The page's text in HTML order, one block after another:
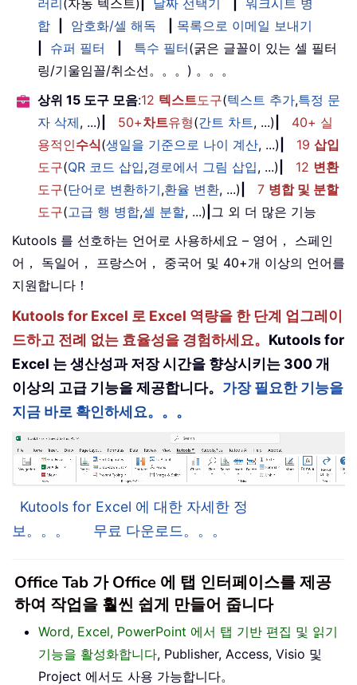
러리(자동 텍스트) 날짜 선택기
워크시트 병
합
암호화/셀 해독
목록으로 이메일 보내기
슈퍼 필터 특수 필터(굵은 글꼴이 있는 셀 필터
링/기울임꼴/취소선。。。) 。。。
상위 15 도구 모음:12 텍스트도구(텍스트 추가,특정 문
자 삭제, ...) 50+차트유형(간트 차트, ...)
40+ 실
용적인수식(생일을 기준으로 나이 계산, ...) 19 삽입
도구(QR 코드 삽입,경로에서 그림 삽입, ...) 12 변환
도구(단어로 변환하기,환율 변환, ...) 7 병합 및 분할
도구(고급 행 병합,셀 분할, ...) 그 외 더 많은 기능
Kutools 를 선호하는 언어로 사용하세요 – 영어， 스페인
어， 독일어， 프랑스어， 중국어 및 40+개 이상의 언어를
지원합니다！
Kutools for Excel 로 Excel 역량을 한 단계 업그레이
드하고 전례 없는 효율성을 경험하세요。 Kutools for
Excel 는 생산성과 저장 시간을 향상시키는 300 개
이상의 고급 기능을 제공합니다。 가장 필요한 기능을
지금 바로 확인하세요。。。
Kutools for Excel 에 대한 자세한 정
보。。。
무료 다운로드。。。
Office Tab 가 Office 에 탭 인터페이스를 제공
하여 작업을 훨씬 쉽게 만들어 줍니다
Word, Excel, PowerPoint 에서 탭 기반 편집 및 읽기
기능을 활성화합니다, Publisher, Access, Visio 및
Project 에서도 사용 가능합니다。